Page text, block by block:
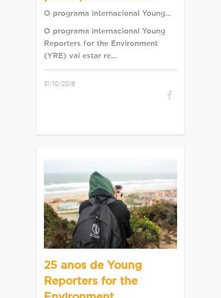
O programa internacional Young…
O programa internacional Young
Reporters for the Environment
(YRE) vai estar re…
31/10/2018
25 anos de Young
Reporters for the